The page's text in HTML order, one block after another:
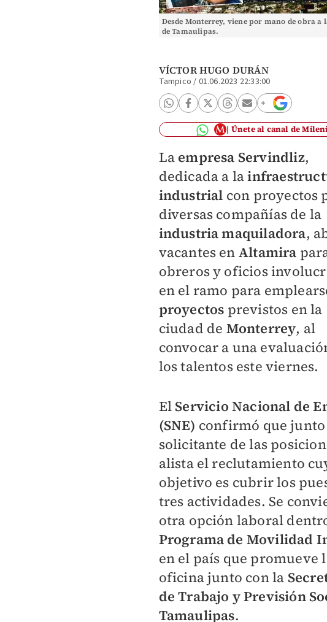
Desde Monterrey, viene por mano de obra a
de Tamaulipas.
VÍCTOR HUGO DURÁN
Tampico / 01.06.2023 22:33:00
Únete al canal de
La empresa Servindliz,
dedicada a la
industrial con proyectos
diversas compañías de la
industria maquiladora,
vacantes en Altamira
obreros y oficios
en el ramo para
proyectos previstos en la
ciudad de Monterrey, al
convocar a una
los talentos este viernes.
El Servicio Nacional de
(SNE) confirmó que junto
solicitante de las
alista el reclutamiento
objetivo es cubrir los
tres actividades. Se
otra opción laboral
Programa de Movilidad
en el país que promueve
oficina junto con la
de Trabajo y Previsión
Tamaulipas.